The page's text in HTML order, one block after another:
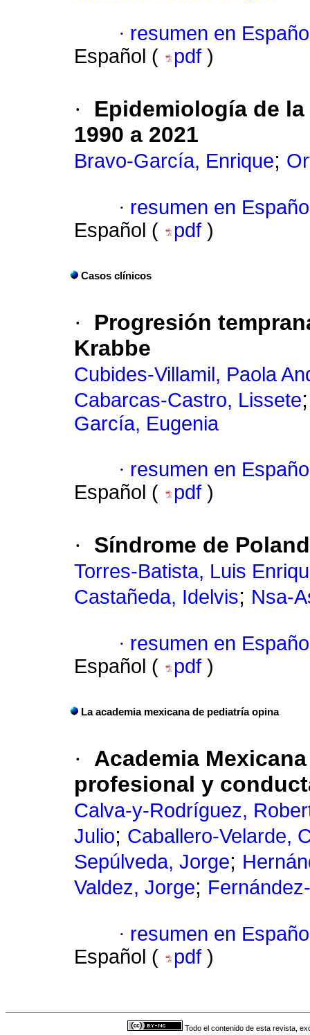
· resumen en
Español (
pdf )
·
Epidemiología de
1990 a 2021
Bravo-García, Enrique;
· resumen en
Español (
pdf )
Casos clínicos
·
Progresión
Krabbe
Cubides-Villamil, Paola
Cabarcas-Castro, Lissete
García, Eugenia
· resumen en
Español (
pdf )
· Síndrome de Poland
Torres-Batista, Luis
Castañeda, Idelvis; Nsa-
· resumen en
Español (
pdf )
La academia mexicana de pediatría opina
·
Academia
profesional y
Calva-y-Rodríguez,
Julio; Caballero-Velarde,
Sepúlveda, Jorge;
Valdez, Jorge;
· resumen en
Español (
pdf )
Todo el contenido de esta revista,